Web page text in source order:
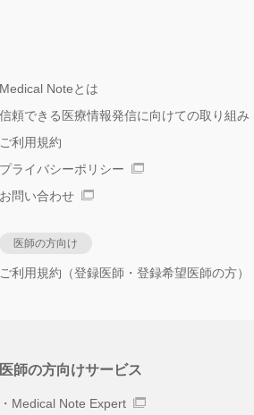
Medical Noteとは
信頼できる医療情報発信に向けての取り組み
ご利用規約
プライバシーポリシー
お問い合わせ
医師の方向け
ご利用規約（登録医師・登録希望医師の方）
医師の方向けサービス
Medical Note Expert